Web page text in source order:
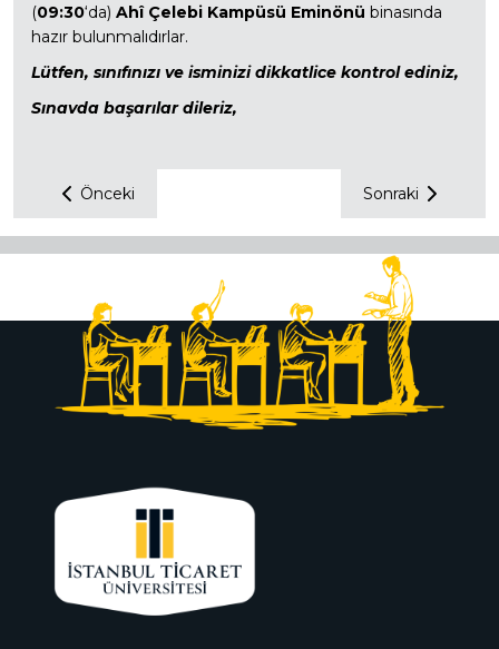
(09:30‘da) Ahî Çelebi Kampüsü Eminönü binasında
hazır bulunmalıdırlar.
Lütfen, sınıfınızı ve isminizi dikkatlice kontrol ediniz,
Sınavda başarılar dileriz,
Önceki Sonraki